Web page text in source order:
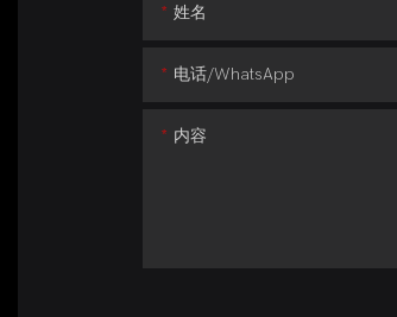
姓名
电话/whatsApp
内容